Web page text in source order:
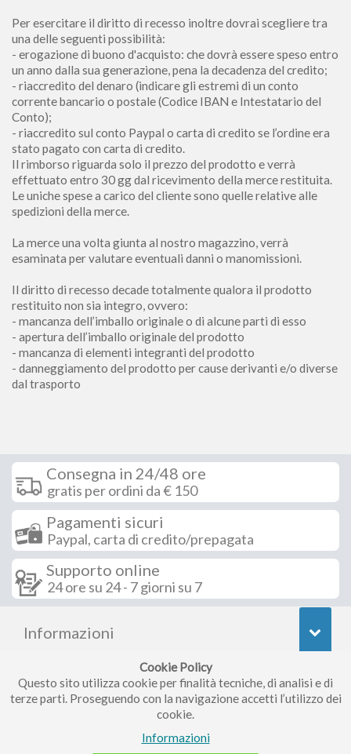
Cookie Policy
Questo sito utilizza cookie per finalità tecniche, di analisi e di
terze parti. Proseguendo con la navigazione accetti l’utilizzo dei
cookie.
Informazioni
Per esercitare il diritto di recesso inoltre dovrai scegliere tra
una delle seguenti possibilità:
- erogazione di buono d'acquisto: che dovrà essere speso entro
un anno dalla sua generazione, pena la decadenza del credito;
- riaccredito del denaro (indicare gli estremi di un conto
corrente bancario o postale (Codice IBAN e Intestatario del
Conto);
- riaccredito sul conto Paypal o carta di credito se l’ordine era
stato pagato con carta di credito.
Il rimborso riguarda solo il prezzo del prodotto e verrà
effettuato entro 30 gg dal ricevimento della merce restituita.
Le uniche spese a carico del cliente sono quelle relative alle
spedizioni della merce.
La merce una volta giunta al nostro magazzino, verrà
esaminata per valutare eventuali danni o manomissioni.
Il diritto di recesso decade totalmente qualora il prodotto
restituito non sia integro, ovvero:
- mancanza dell’imballo originale o di alcune parti di esso
- apertura dell’imballo originale del prodotto
- mancanza di elementi integranti del prodotto
- danneggiamento del prodotto per cause derivanti e/o diverse
dal trasporto
Consegna in 24/48 ore
gratis per ordini da € 150
Pagamenti sicuri
Paypal, carta di credito/prepagata
Supporto online
24 ore su 24 - 7 giorni su 7
Informazioni
Seguici su
Iscriviti alla nostra newsletter